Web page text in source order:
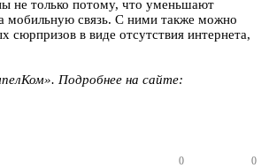
не только потому, что уменьшают
мобильную связь. С ними также можно
сюрпризов в виде отсутствия интернета,
Подробнее на сайте:
0 0